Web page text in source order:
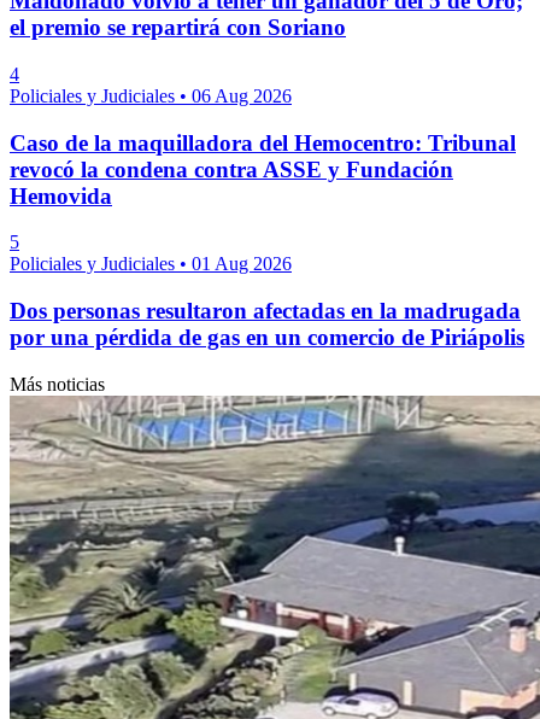
el premio se repartirá con Soriano
4
Policiales y Judiciales • 06 Aug 2026
Caso de la maquilladora del Hemocentro: Tribunal
revocó la condena contra ASSE y Fundación
Hemovida
5
Policiales y Judiciales • 01 Aug 2026
Dos personas resultaron afectadas en la madrugada
por una pérdida de gas en un comercio de Piriápolis
Más noticias